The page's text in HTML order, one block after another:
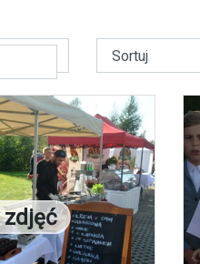
zdjęć
zdjęć